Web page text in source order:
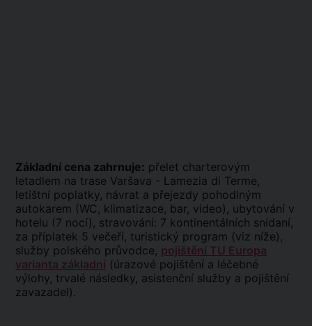
Základní cena zahrnuje: přelet charterovým
letadlem na trase Varšava - Lamezia di Terme,
letištní poplatky, návrat a přejezdy pohodlným
autokarem (WC, klimatizace, bar, video), ubytování v
hotelu (7 nocí), stravování: 7 kontinentálních snídaní,
za příplatek 5 večeří, turistický program (viz níže),
služby polského průvodce, pojištění TU Europa
varianta základní (úrazové pojištění a léčebné
výlohy, trvalé následky, asistenční služby a pojištění
zavazadel).